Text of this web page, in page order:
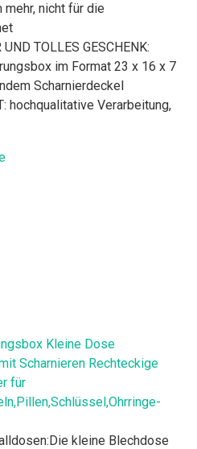
nicht für die
TOLLES GESCHENK:
im Format 23 x 16 x 7
Scharnierdeckel
hochqualitative Verarbeitung,
Kleine Dose
Scharnieren Rechteckige
für
kleine Blechdose